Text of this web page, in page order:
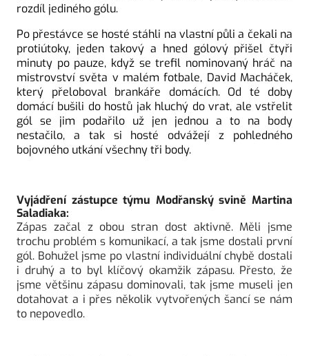
rozdíl jediného gólu.
Po přestávce se hosté stáhli na vlastní půli a čekali na
protiútoky, jeden takový a hned gólový přišel čtyři
minuty po pauze, když se trefil nominovaný hráč na
mistrovství světa v malém fotbale, David Macháček,
který přeloboval brankáře domácích. Od té doby
domácí bušili do hostů jak hluchý do vrat, ale vstřelit
gól se jim podařilo už jen jednou a to na body
nestačilo, a tak si hosté odvážejí z pohledného
bojovného utkání všechny tři body.
Vyjádření zástupce týmu Modřanský svině Martina
Saladiaka:
Zápas začal z obou stran dost aktivně. Měli jsme
trochu problém s komunikací, a tak jsme dostali první
gól. Bohužel jsme po vlastní individuální chybě dostali
i druhý a to byl klíčový okamžik zápasu. Přesto, že
jsme většinu zápasu dominovali, tak jsme museli jen
dotahovat a i přes několik vytvořených šancí se nám
to nepovedlo.